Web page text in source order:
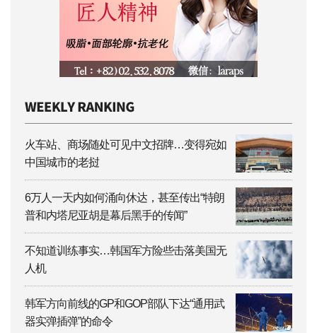
火车站、商场随处可见中文招牌…变得宛如
中国城市的老挝
6万人一天内如何涌向休达，甚至传出“特朗
普和内塔尼亚胡是幕后黑手的传闻”
不知道训练事实…韩国军方险些击落美国无
人机
韩军方向前线的GP和GOP部队下达“通用武
器实弹插弹”的命令